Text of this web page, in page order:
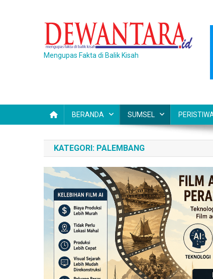
Mengupas Fakta di Balik Kisah
BERANDA SUMSEL
KATEGORI: PALEMBANG